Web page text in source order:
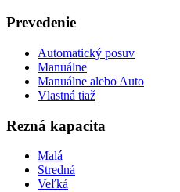
Prevedenie
Automatický posuv
Manuálne
Manuálne alebo Auto
Vlastná tiaž
Rezná kapacita
Malá
Stredná
Veľká